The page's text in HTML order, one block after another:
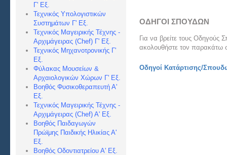
Γ' Εξ.
Τεχνικός Υπολογιστικών
Συστημάτων Γ' Εξ.
Τεχνικός Μαγειρικής Τέχνης -
Αρχιμάγειρας (Chef) Γ' Εξ.
Τεχνικός Μηχανοτρονικής Γ'
Εξ.
Φύλακας Μουσείων &
Αρχαιολογικών Χώρων Γ' Εξ.
Βοηθός Φυσικοθεραπευτή Α'
Εξ.
Τεχνικός Μαγειρικής Τέχνης -
Αρχιμάγειρας (Chef) Α' Εξ.
Βοηθός Παιδαγωγών
Πρώϊμης Παιδικής Ηλικίας Α'
Εξ.
Βοηθός Οδοντιατρείου Α' Εξ.
ΟΔΗΓΟΙ ΣΠΟΥΔΩΝ
Για να βρείτε τους
ακολουθήστε τον παρακάτω
Οδηγοί Κατάρτισης/